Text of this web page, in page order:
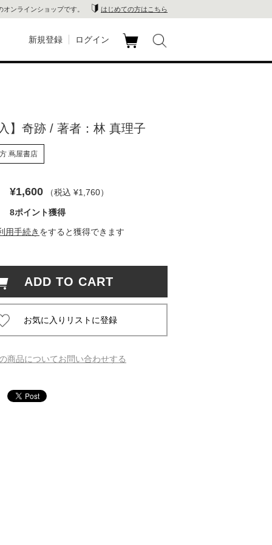
ンラインショップです。 はじめての方はこちら
蔦
屋
屋
崎
新規登録 ログイン
】奇跡 / 著者：林 真理子
蔦屋書店
¥1,600 （税込 ¥1,760）
8ポイント獲得
用手続き をすると獲得できます
ADD TO CART
商品についてお問い合わせする